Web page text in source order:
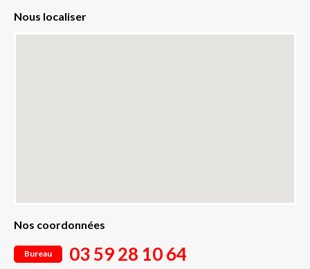
Nous localiser
Nos coordonnées
Bureau 03 59 28 10 64